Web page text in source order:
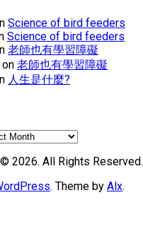
Science of bird feeders
Science of bird feeders
老師也有學習障礙
on 老師也有學習障礙
人生是什麼?
2026. All Rights Reserved.
. Theme by Alx.